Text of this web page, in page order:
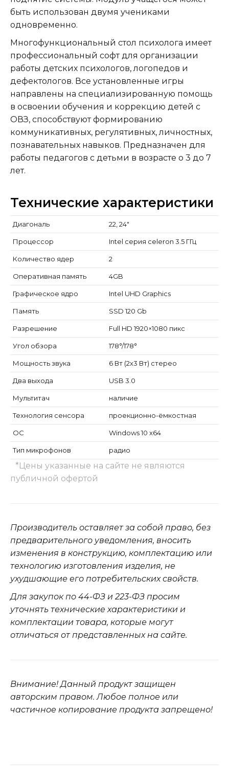
быть использован двумя учениками
одновременно.
Многофункциональный стол психолога имеет
профессиональный софт для организации
работы детских психологов, логопедов и
дефектологов. Все установленные игры
направлены на специализированную помощь
в освоении обучения и коррекцию детей с
ОВЗ, способствуют формированию
коммуникативных, регулятивных, личностных,
познавательных навыков. Предназначен для
работы педагогов с детьми в возрасте о 3 до 7
лет.
Технические характеристики
Диагональ 22, 24″
Процессор Intel серия celeron 3.5 ГГц
Количество ядер 2
Оперативная память 4GB
Графическое ядро Intel UHD Graphics
Память SSD 120 Gb
Разрешение Full HD 1920×1080 пикс
Угол обзора 178°/178°
Мощность звука 6 Вт (2х3 Вт) стерео
Два выхода USB 3.0
Мультитач наличие
Технология сенсора проекционно-ёмкостная
ОС Windows 10 x64
Тип микрофонов радио
*Цены указанные на сайте не являются
публичной офертой
Производитель оставляет за собой право, без
предварительного уведомления, вносить
изменения в конструкцию, комплектацию или
технологию изготовления изделия, не
ухудшающие его потребительских свойств.
Для закупок по 44-ФЗ и 223-ФЗ просим
уточнять технические характеристики и
комплектации товара, которые могут
отличаться от представленных на сайте.
Внимание! Данный продукт защищен
авторским правом. Любое полное или
частичное копирование продукта запрещено!